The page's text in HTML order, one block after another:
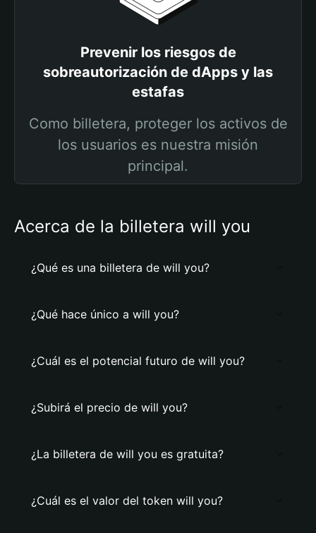
Prevenir los riesgos de
sobreautorización de dApps y las
estafas
Como billetera, proteger los activos de
los usuarios es nuestra misión
principal.
Acerca de la billetera will you
¿Qué es una billetera de will you?
¿Qué hace único a will you?
¿Cuál es el potencial futuro de will you?
¿Subirá el precio de will you?
¿La billetera de will you es gratuita?
¿Cuál es el valor del token will you?